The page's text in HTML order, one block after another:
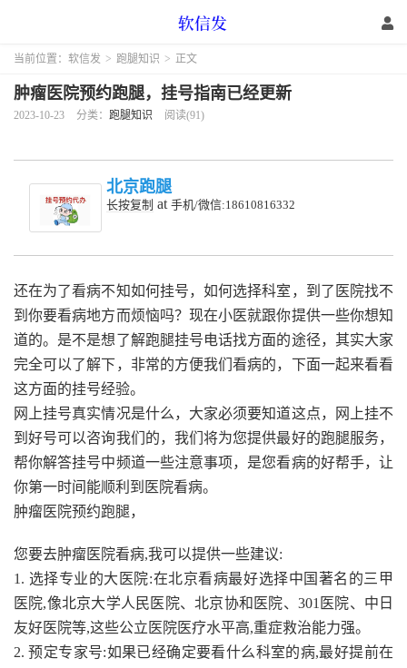
当前位置： 软信发 > 跑腿知识 > 正文
肿瘤医院预约跑腿，挂号指南已经更新
2023-10-23 分类： 跑腿知识 阅读(91)
北京跑腿
长按复制 at 手机/微信:18610816332
还在为了看病不知如何挂号，如何选择科室，到了医院找不
到你要看病地方而烦恼吗？现在小医就跟你提供一些你想知
道的。是不是想了解跑腿挂号电话找方面的途径，其实大家
完全可以了解下，非常的方便我们看病的，下面一起来看看
这方面的挂号经验。
网上挂号真实情况是什么，大家必须要知道这点，网上挂不
到好号可以咨询我们的，我们将为您提供最好的跑腿服务，
帮你解答挂号中频道一些注意事项，是您看病的好帮手，让
你第一时间能顺利到医院看病。
肿瘤医院预约跑腿，
您要去肿瘤医院看病,我可以提供一些建议:
1. 选择专业的大医院:在北京看病最好选择中国著名的三甲
医院,像北京大学人民医院、北京协和医院、301医院、中日
友好医院等,这些公立医院医疗水平高,重症救治能力强。
2. 预定专家号:如果已经确定要看什么科室的病,最好提前在